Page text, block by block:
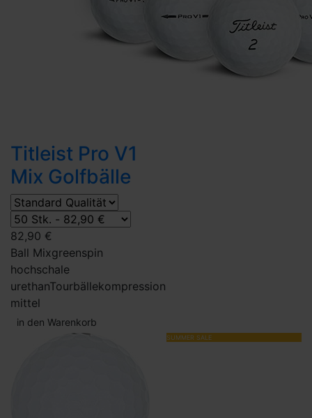
Titleist Pro V1
Mix Golfbälle
82,90 €
Ball Mixgreenspin
hochschale
urethanTourbällekompression
mittel
in den Warenkorb
SUMMER SALE